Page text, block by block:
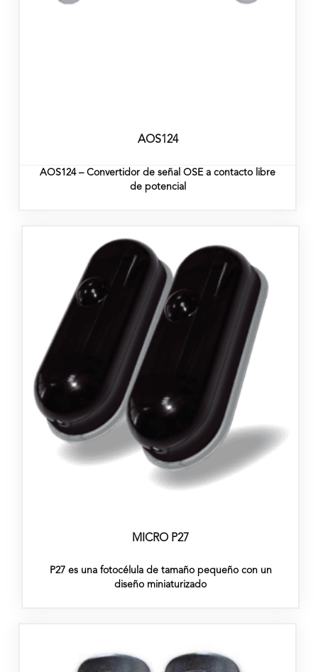
AOS124
AOS124 – Convertidor de señal OSE a contacto libre
de potencial
MICRO P27
P27 es una fotocélula de tamaño pequeño con un
diseño miniaturizado